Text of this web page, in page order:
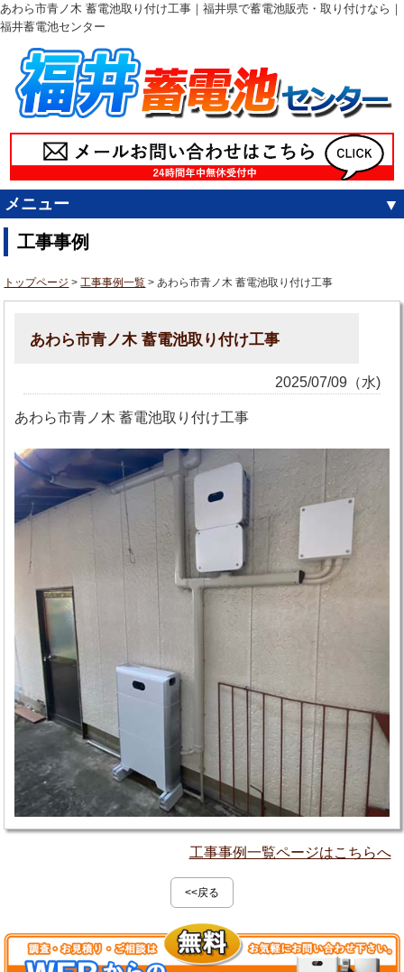
あわら市青ノ木 蓄電池取り付け工事｜福井県で蓄電池販売・取り付けなら｜
福井蓄電池センター
メニュー
工事事例
トップページ > 工事事例一覧 > あわら市青ノ木 蓄電池取り付け工事
あわら市青ノ木 蓄電池取り付け工事
2025/07/09（水)
あわら市青ノ木 蓄電池取り付け工事
工事事例一覧ページはこちらへ
<<戻る